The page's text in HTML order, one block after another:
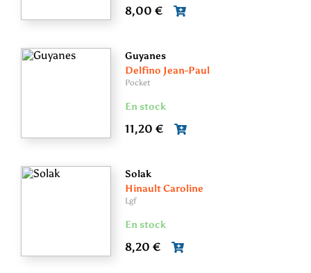
8,00 €
Guyanes
Delfino Jean-Paul
Pocket
En stock
11,20 €
Solak
Hinault Caroline
Lgf
En stock
8,20 €